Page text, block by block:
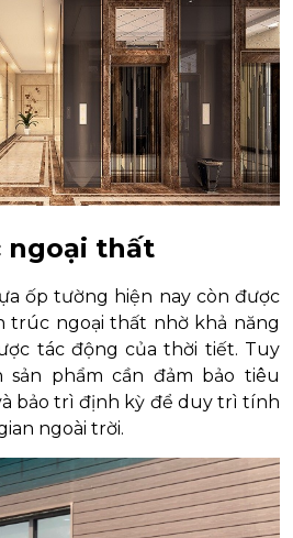
ngoại thất
ốp tường hiện nay còn được
trúc ngoại thất nhờ khả năng
tác động của thời tiết. Tuy
sản phẩm cần đảm bảo tiêu
bảo trì định kỳ để duy trì tính
ngoài trời.